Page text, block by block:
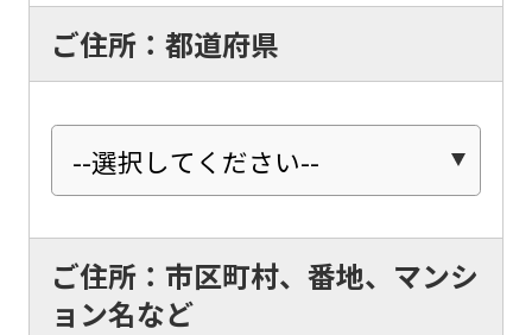
ご住所：都道府県
ご住所：市区町村、番地、マンシ
ョン名など